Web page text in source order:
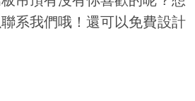
系我們哦！還可以免費設計